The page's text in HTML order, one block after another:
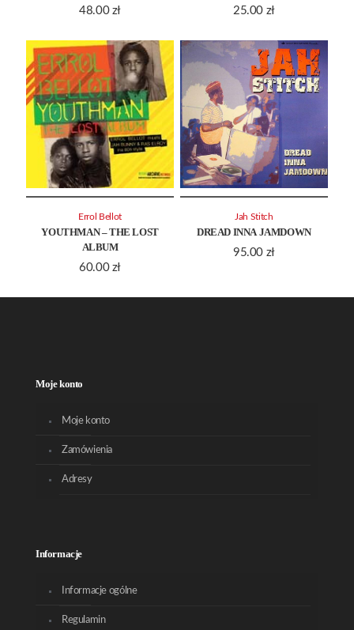
48.00 zł
25.00 zł
YOUTHMAN – THE LOST
ALBUM
60.00 zł
Errol Bellot
DREAD INNA JAMDOWN
95.00 zł
Jah Stitch
Moje konto
Moje konto
Zamówienia
Adresy
Informacje
Informacje ogólne
Regulamin